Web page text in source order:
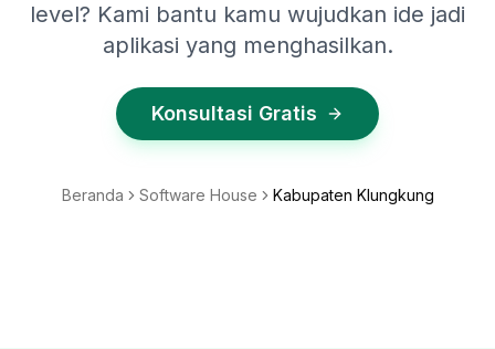
level? Kami bantu kamu wujudkan ide jadi
aplikasi yang menghasilkan.
Konsultasi Gratis
Beranda Software House Kabupaten Klungkung